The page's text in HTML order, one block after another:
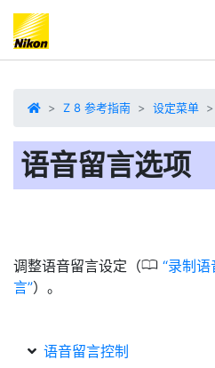
Z 8 参考指南 设定菜单
语音留言选项
调整语音留言设定（0 录制语
言 ）。
语音留言控制